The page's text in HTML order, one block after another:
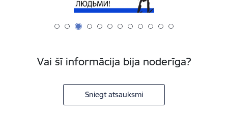
Vai šī informācija bija noderīga?
Sniegt atsauksmi